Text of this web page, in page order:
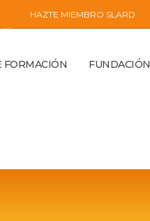
HAZTE MIEMBRO SLARD
FORMACIÓN FUNDACIÓN